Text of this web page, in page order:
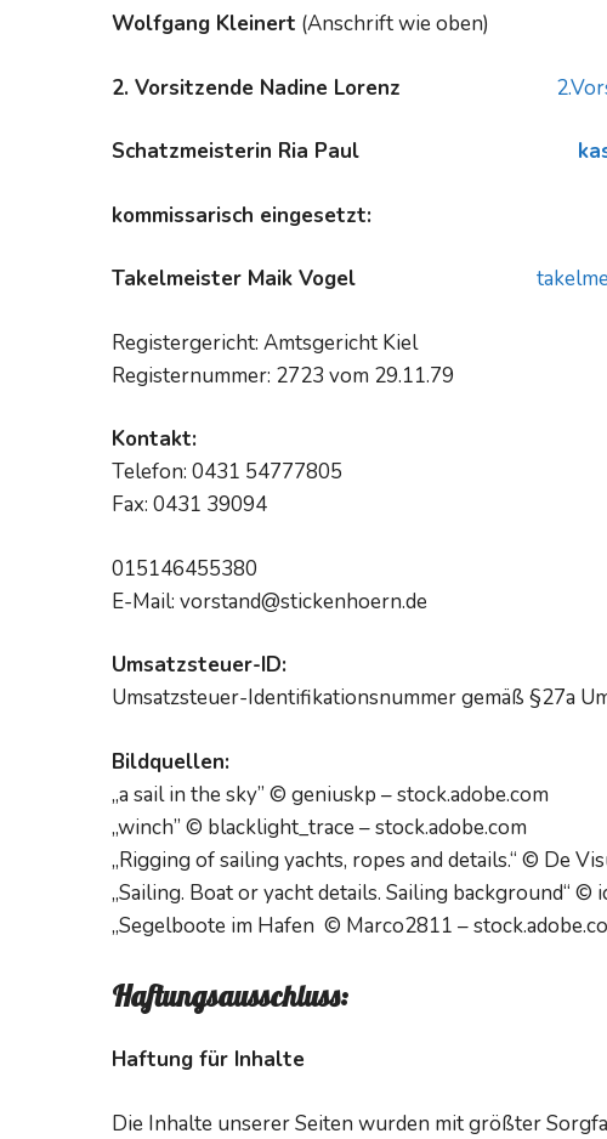
Wolfgang Kleinert (Anschrift wie oben)
2. Vorsitzende Nadine Lorenz
Schatzmeisterin Ria Paul
kommissarisch eingesetzt:
Takelmeister Maik Vogel
Registergericht: Amtsgericht Kiel
Registernummer: 2723 vom 29.11.79
Kontakt:
Telefon: 0431 54777805
Fax: 0431 39094
015146455380
E-Mail: vorstand@stickenhoern.de
Umsatzsteuer-ID:
Umsatzsteuer-Identifikationsnummer gemäß §27a
Bildquellen:
„a sail in the sky” © geniuskp – stock.adobe.com
„winch” © blacklight_trace – stock.adobe.com
„Rigging of sailing yachts, ropes and details.“ © De
„Sailing. Boat or yacht details. Sailing background“ ©
„Segelboote im Hafen © Marco2811 –
Haftungsausschluss:
Haftung für Inhalte
Die Inhalte unserer Seiten wurden mit größter